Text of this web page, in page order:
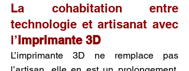
La cohabitation entre
technologie et artisanat avec
l’imprimante 3D
L’imprimante 3D ne remplace pas